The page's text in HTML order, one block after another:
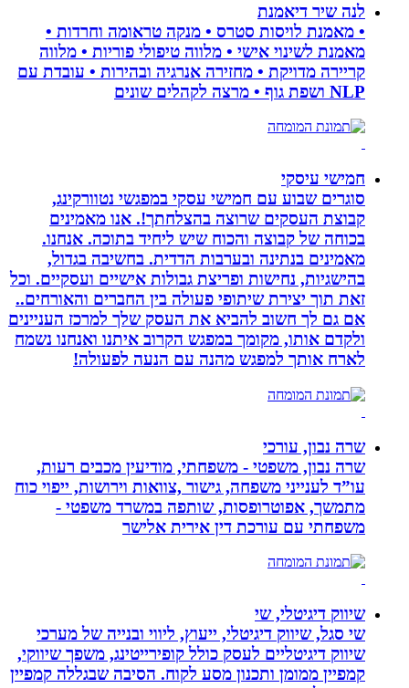
לנה שיר דיאמנת
• מאמנת לויסות סטרס • מנקה טראומה וחרדות •
מאמנת לשינוי אישי • מלווה טיפולי פוריות • מלווה
קריירה מדויקת • מחזירה אנרגיה ובהירות • עובדת עם
חמישי עיסקי
סוגרים שבוע עם חמישי עסקי במפגשי נטוורקינג,
קבוצת העסקים שרוצה בהצלחתך!. אנו מאמינים
בכוחה של קבוצה והכוח שיש ליחיד בתוכה. אנחנו.
מאמינים בנתינה ובערבות הדדית. בחשיבה בגדול,
בהישגיות, נחישות ופריצת גבולות אישיים ועסקיים. וכל
זאת תוך יצירת שיתופי פעולה בין החברים והאורחים..
אם גם לך חשוב להביא את העסק שלך למרכז העניינים
ולקדם אותו, מקומך במפגש הקרוב איתנו ואנחנו נשמח
לארח אותך למפגש מהנה עם הנעה לפעולה!
שרה נבון, עורכי
שרה נבון, משפטי - משפחתי, מודיעין מכבים רעות,
עו”ד לענייני משפחה, גישור ,צוואות וירושות, ייפוי כוח
מתמשך, אפוטרופסות, שותפה במשרד משפטי -
משפחתי עם עורכת דין אירית אלישר
שיווק דיגיטלי, שי
שי סגל, שיווק דיגיטלי, ייעוץ, ליווי ובנייה של מערכי
שיווק דיגיטליים לעסק כולל קופירייטינג, משפך שיווקי,
קמפיין ממומן ותכנון מסע לקוח. הסיבה שבגללה קמפיין